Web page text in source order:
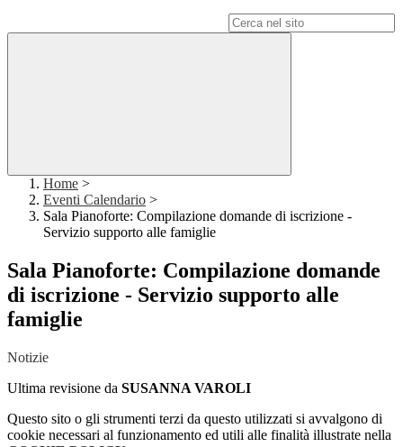
Home >
Eventi Calendario >
Sala Pianoforte: Compilazione domande di iscrizione -
Servizio supporto alle famiglie
Sala Pianoforte: Compilazione domande
di iscrizione - Servizio supporto alle
famiglie
Notizie
Ultima revisione da SUSANNA VAROLI
Questo sito o gli strumenti terzi da questo utilizzati si avvalgono di
cookie necessari al funzionamento ed utili alle finalità illustrate nella